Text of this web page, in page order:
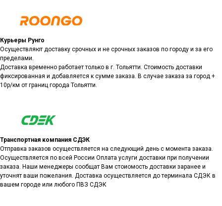
Курьеры Рунго
Осуществляют доставку срочных и не срочных заказов по городу и за его
пределами.
Доставка временно работает только в г. Тольятти. Стоимость доставки
фиксированная и добавляется к сумме заказа. В случае заказа за город +
10р/км от границ города Тольятти.
Транспортная компания СДЭК
Отправка заказов осуществляется на следующий день с момента заказа.
Осуществляется по всей России Оплата услуги доставки при получении
заказа. Наши менеджеры сообщат Вам стоиомость доставки заранее и
уточнят ваши пожелания. Доставка осуществляется до терминала СДЭК в
вашем городе или любого ПВЗ СДЭК